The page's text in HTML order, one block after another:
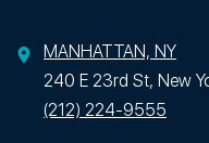
MANHATTAN, NY
240 E 23rd St, New
(212) 224-9555